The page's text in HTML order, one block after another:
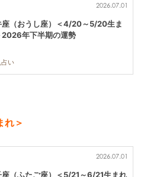
2026.07.01
座（おうし座）＜4/20～5/20生ま
2026年下半期の運勢
い
れ＞
2026.07.01
座（ふたご座）＜5/21～6/21生まれ